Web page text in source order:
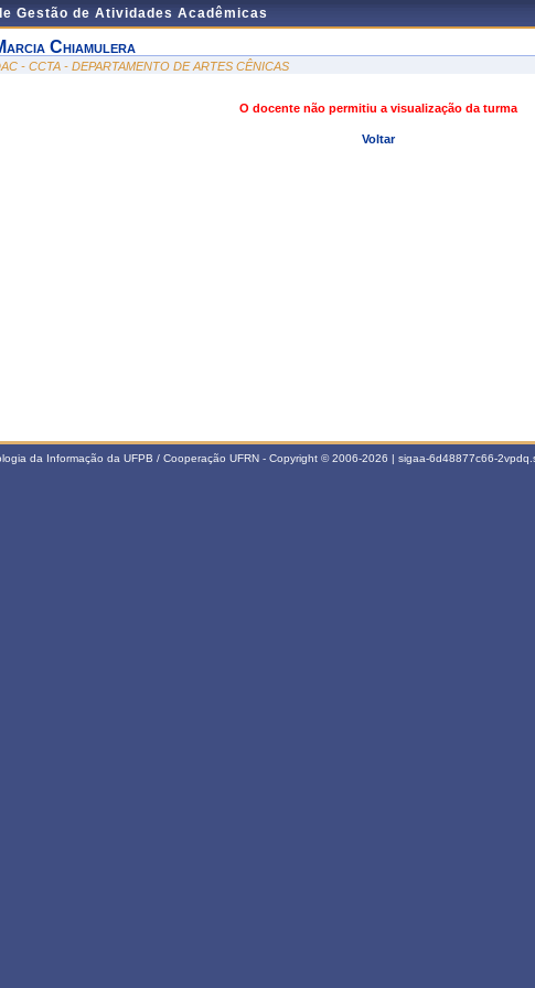
Gestão de Atividades Acadêmicas
Chiamulera
- CCTA - DEPARTAMENTO DE ARTES CÊNICAS
O docente não permitiu a visualização da turma
Voltar
da Informação da UFPB / Cooperação UFRN - Copyright © 2006-2026 | sigaa-6d48877c66-